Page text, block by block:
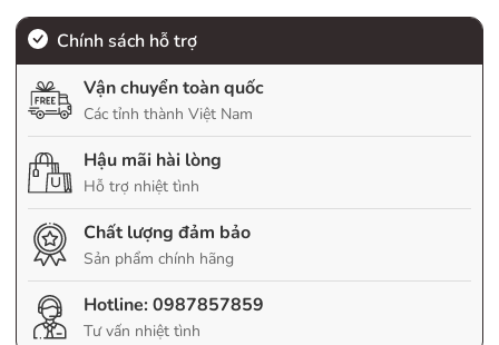
Chính sách hỗ trợ
Vận chuyển toàn quốc
Các tỉnh thành Việt Nam
Hậu mãi hài lòng
Hỗ trợ nhiệt tình
Chất lượng đảm bảo
Sản phẩm chính hãng
Hotline:0987857859
Tư vấn nhiệt tình